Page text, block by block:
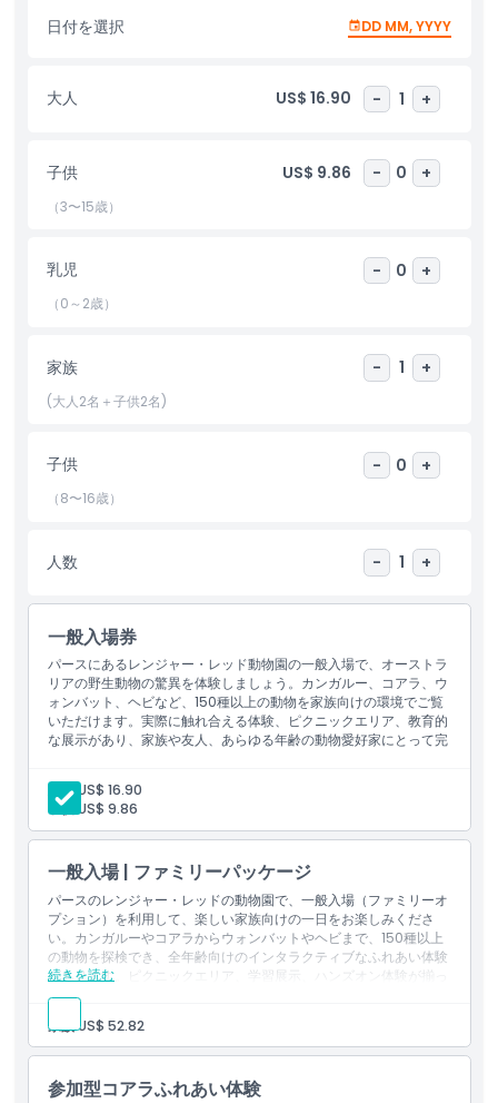
オーストラリアのユニークな野生動物とそれらを守る重要性につい
リアがあり、レンジャー・レッドズ動物園はオーストラリアの自然
の驚異を体験したい人にとって理想的な一日のお出かけ先です。
ハイライト
子供／大人ポリシー
除外事項
営業時間
注意事項
キャンセルポリシー
日付を選択 DD MM, YYYY
大人 US$ 16.90 - 1 +
子供 US$ 9.86 - 0 +
（3〜15歳）
乳児 - 0 +
（0～2歳）
家族 - 1 +
(大人2名＋子供2名)
子供 - 0 +
（8〜16歳）
人数 - 1 +
一般入場券
パースにあるレンジャー・レッド動物園の一般入場で、オーストラ
リアの野生動物の驚異を体験しましょう。カンガルー、コアラ、ウ
ォンバット、ヘビなど、150種以上の動物を家族向けの環境でご覧
いただけます。実際に触れ合える体験、ピクニックエリア、教育的
な展示があり、家族や友人、あらゆる年齢の動物愛好家にとって完
大人: US$ 16.90
子供:
US$ 9.86
一般入場 | ファミリーパッケージ
パースのレンジャー・レッドの動物園で、一般入場（ファミリーオ
プション）を利用して、楽しい家族向けの一日をお楽しみくださ
い。カンガルーやコアラからウォンバットやヘビまで、150種以上
の動物を探検でき、全年齢向けのインタラクティブなふれあい体験
があります。ピクニックエリア、学習展示、ハンズオン体験が揃っ
ており、家族で共有するのにぴったりの野生動物アドベンチャーで
続きを読む
家族:US$ 52.82
参加型コアラふれあい体験